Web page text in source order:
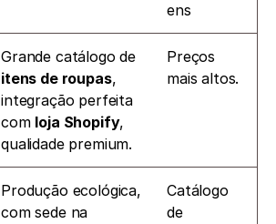
ens
itens de roupas,
integração perfeita
com loja Shopify,
qualidade premium.
Preços
mais altos.
Produção ecológica,
com sede na
Catálogo
de